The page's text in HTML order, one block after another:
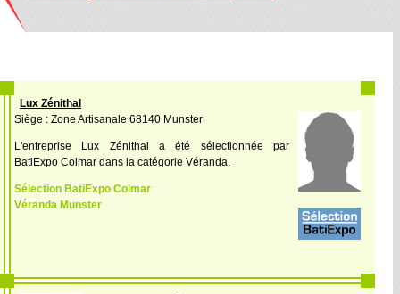
Lux Zénithal
Siège : Zone Artisanale 68140 Munster
L'entreprise Lux Zénithal a été sélectionnée par
BatiExpo Colmar dans la catégorie Véranda.
Sélection BatiExpo Colmar
Véranda Munster